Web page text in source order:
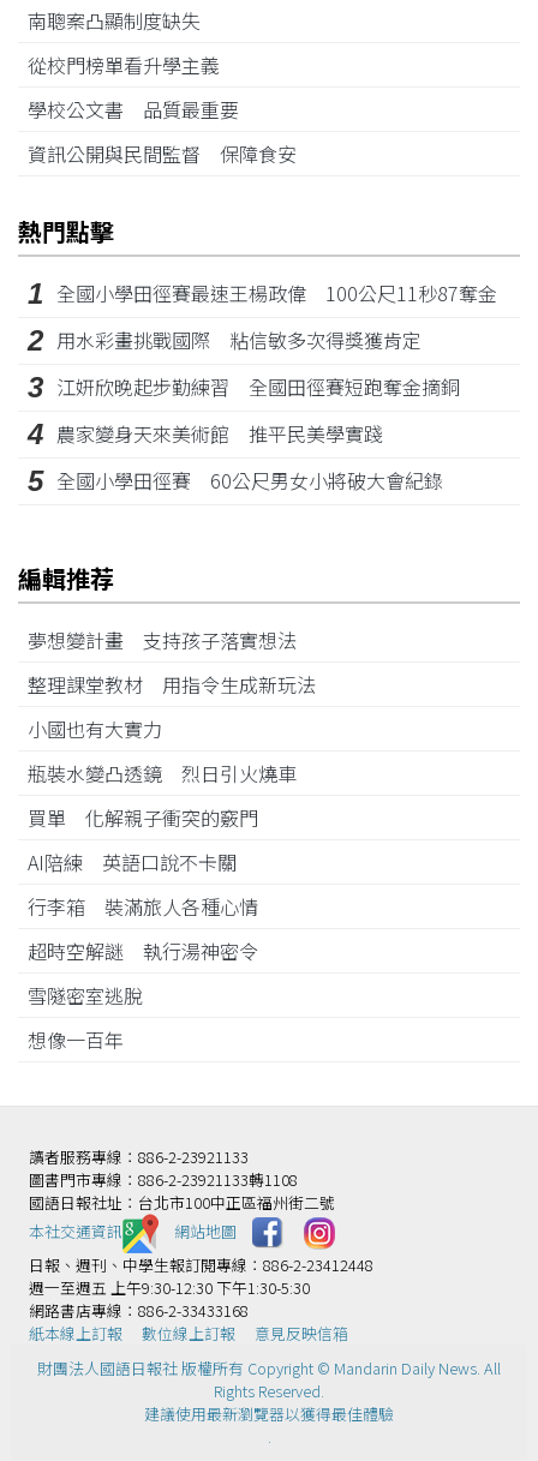
南聰案凸顯制度缺失
從校門榜單看升學主義
學校公文書 品質最重要
資訊公開與民間監督 保障食安
熱門點擊
1 全國小學田徑賽最速王楊政偉 100公尺11秒87奪金
2 用水彩畫挑戰國際 粘信敏多次得獎獲肯定
3 江姸欣晚起步勤練習 全國田徑賽短跑奪金摘銅
4 農家變身天來美術館 推平民美學實踐
5 全國小學田徑賽 60公尺男女小將破大會紀錄
編輯推荐
夢想變計畫 支持孩子落實想法
整理課堂教材 用指令生成新玩法
小國也有大實力
瓶裝水變凸透鏡 烈日引火燒車
買單 化解親子衝突的竅門
AI陪練 英語口說不卡關
行李箱 裝滿旅人各種心情
超時空解謎 執行湯神密令
雪隧密室逃脫
想像一百年
讀者服務專線：886-2-23921133
圖書門市專線：886-2-23921133轉1108
國語日報社址：台北市100中正區福州街二號
本社交通資訊️
網站地圖
日報、週刊、中學生報訂閱專線：886-2-23412448
週一至週五 上午9:30-12:30 下午1:30-5:30
網路書店專線：886-2-33433168
紙本線上訂報
數位線上訂報
意見反映信箱
財團法人國語日報社 版權所有 Copyright © Mandarin Daily News. All
Rights Reserved.
建議使用最新瀏覽器以獲得最佳體驗
.